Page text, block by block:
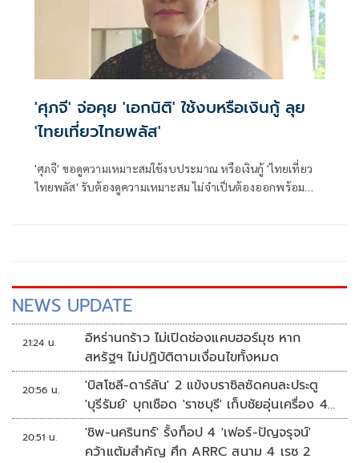
'ศุภจี' จ่อคุย 'เอกนิติ' ใช้งบหรือเงินกู้ ลุย
'ไทยเที่ยวไทยพลัส'
'ศุภจี' ขอดูความเหมาะสมใช้งบประมาณ หรือเงินกู้ 'ไทยเที่ยว
ไทยพลัส' รับต้องดูความเหมาะสม ไม่จำเป็นต้องออกพร้อม
NEWS UPDATE
21:24 น.
อิหร่านกร้าว ไม่เปิดช่องแคบฮอร์มุซ หาก
สหรัฐฯ ไม่ปฏิบัติตามเงื่อนไขทั้งหมด
20:56 น.
'บิสโซลี-ดาร์ลัน' 2 แข้งบราซิลซัดคนละประตู
'บุรีรัมย์' บุกเชือด 'ราชบุรี' เก็บชัยอุ่นเครื่อง 4
นัดรวด
20:51 น.
'ชิพ-นครินทร์' รั้งท็อป 4 'เฟอร์-ปัญจรุจน์'
คว้าแต้มสำคัญ ศึก ARRC สนาม 4 เรซ 2